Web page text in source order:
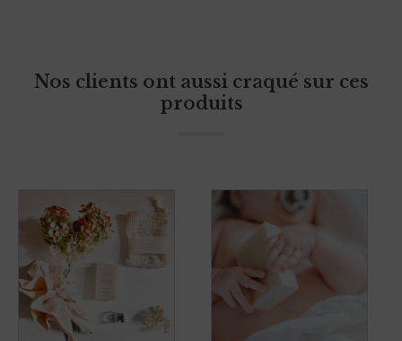
Nos clients ont aussi craqué sur ces
produits
produit
a
plusieurs
variations.
Les
options